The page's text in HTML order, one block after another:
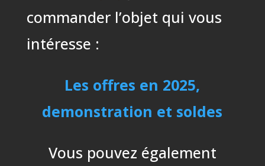
commander l’objet qui vous
intéresse :
Les offres en 2025,
demonstration et soldes
Vous pouvez également